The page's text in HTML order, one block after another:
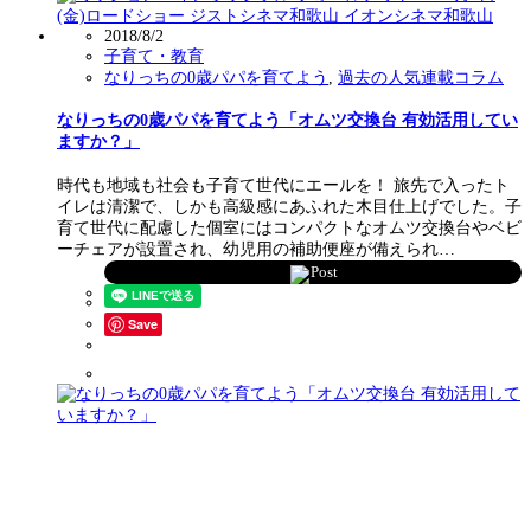
2018/8/2
子育て・教育
なりっちの0歳パパを育てよう
過去の人気連載コラム
なりっちの0歳パパを育てよう「オムツ交換台 有効活用してい
ますか？」
時代も地域も社会も子育て世代にエールを！ 旅先で入ったト
イレは清潔で、しかも高級感にあふれた木目仕上げでした。子
育て世代に配慮した個室にはコンパクトなオムツ交換台やベビ
ーチェアが設置され、幼児用の補助便座が備えられ…
Post
Save